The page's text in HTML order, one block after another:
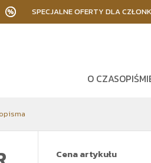
SPECJALNE OFERTY DLA
O
Cena artykułu